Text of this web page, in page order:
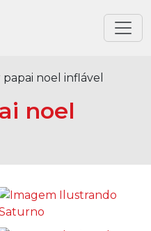
noel inflável
noel